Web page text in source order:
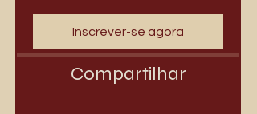
Inscrever-se agora
Compartilhar